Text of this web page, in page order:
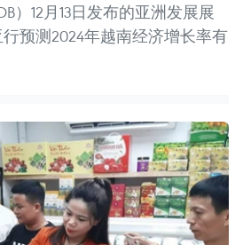
）12月13日发布的亚洲发展展
预测2024年越南经济增长率有